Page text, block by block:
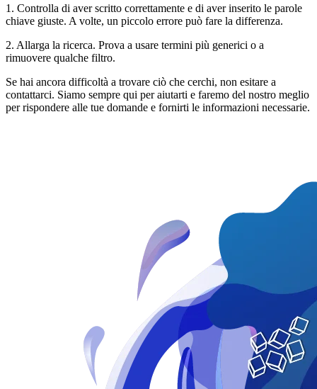
1. Controlla di aver scritto correttamente e di aver inserito le parole
chiave giuste. A volte, un piccolo errore può fare la differenza.
2. Allarga la ricerca. Prova a usare termini più generici o a
rimuovere qualche filtro.
Se hai ancora difficoltà a trovare ciò che cerchi, non esitare a
contattarci. Siamo sempre qui per aiutarti e faremo del nostro meglio
per rispondere alle tue domande e fornirti le informazioni necessarie.